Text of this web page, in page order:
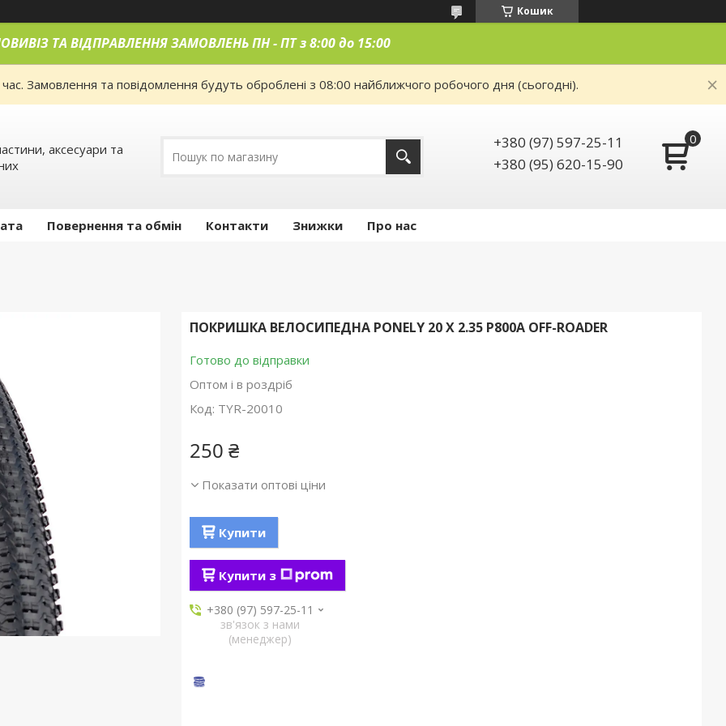
Кошик
ТА ВІДПРАВЛЕННЯ ЗАМОВЛЕНЬ ПН - ПТ з 8:00 до 15:00
Замовлення та повідомлення будуть оброблені з 08:00 найближчого робочого дня (сьогодні).
аксесуари та
+380 (97) 597-25-11
+380 (95) 620-15-90
Повернення та обмін Контакти Знижки Про нас
ПОКРИШКА ВЕЛОСИПЕДНА PONELY 20 X 2.35 Р800А OFF-ROADER
Готово до відправки
Оптом і в роздріб
Код: TYR-20010
250 ₴
Показати оптові ціни
Купити
Купити з
+380 (97) 597-25-11
зв'язок з нами
(менеджер)